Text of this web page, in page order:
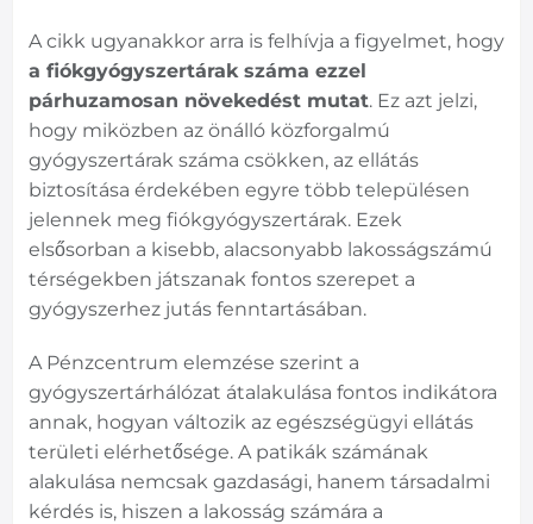
A cikk ugyanakkor arra is felhívja a figyelmet, hogy
a fiókgyógyszertárak száma ezzel
párhuzamosan növekedést mutat. Ez azt jelzi,
hogy miközben az önálló közforgalmú
gyógyszertárak száma csökken, az ellátás
biztosítása érdekében egyre több településen
jelennek meg fiókgyógyszertárak. Ezek
elsősorban a kisebb, alacsonyabb lakosságszámú
térségekben játszanak fontos szerepet a
gyógyszerhez jutás fenntartásában.
A Pénzcentrum elemzése szerint a
gyógyszertárhálózat átalakulása fontos indikátora
annak, hogyan változik az egészségügyi ellátás
területi elérhetősége. A patikák számának
alakulása nemcsak gazdasági, hanem társadalmi
kérdés is, hiszen a lakosság számára a